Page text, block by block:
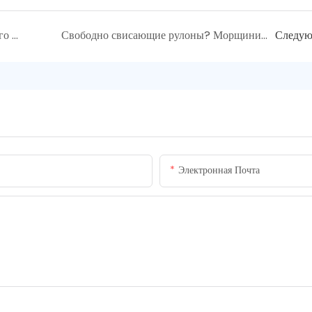
Мощный адаптер для пневматического вала: решение для преобразования малого диаметра в большой. Свободно свисающие рулоны? Морщинистый материал? Нестабильное натяжение во время производства?
Электронная Почта